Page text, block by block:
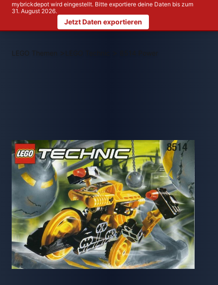
mybrickdepot wird eingestellt. Bitte exportiere deine Daten bis zum
31. August 2026.
Jetzt Daten exportieren
LEGO Themen > 8514 Power